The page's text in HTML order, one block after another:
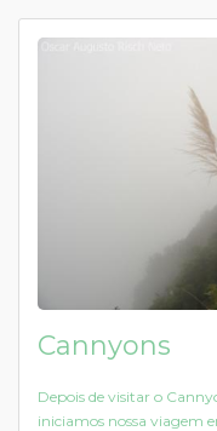
Cannyons
Depois de visitar o
iniciamos nossa viagem